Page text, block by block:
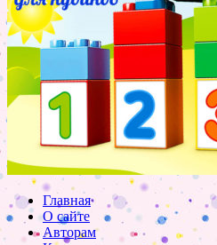
Главная
О сайте
Авторам